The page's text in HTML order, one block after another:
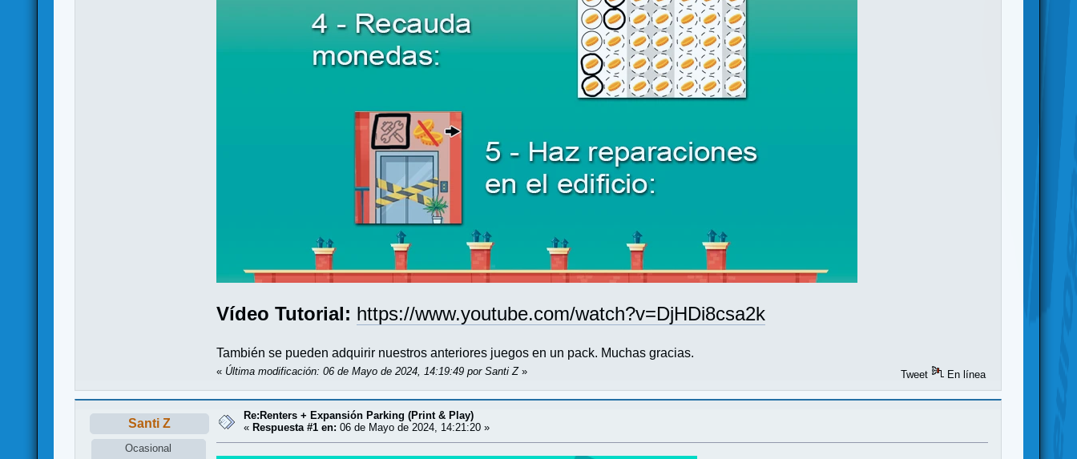
Vídeo Tutorial: https://www.youtube.com/watch?v=DjHDi8csa2k
También se pueden adquirir nuestros anteriores juegos en un pack. Muchas gracias.
« Última modificación: 06 de Mayo de 2024, 14:19:49 por Santi Z» Tweet En línea
Santi Z
Ocasional
Re:Renters + Expansión Parking (Print & Play)
«Respuesta #1 en: 06 de Mayo de 2024, 14:21:20 »